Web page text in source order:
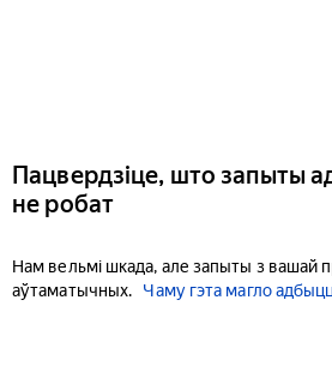
Пацвердзіце, што запыты
не робат
Нам вельмі шкада, але запыты з вашай
аўтаматычных.
Чаму гэта магло